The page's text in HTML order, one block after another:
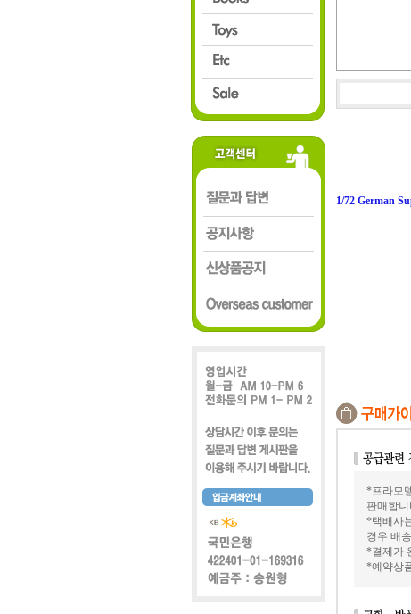
1/72 German
*프라모
판매합니
*택배사
경우 배
*결제가
*예약상